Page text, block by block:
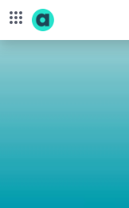
Skip to Main Content